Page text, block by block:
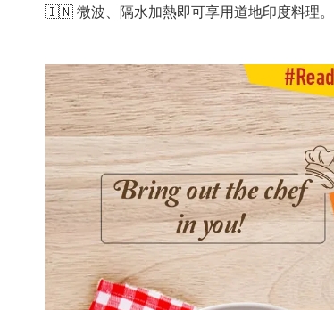
🇮🇳 微波、隔水加熱即可享用道地印度料理。